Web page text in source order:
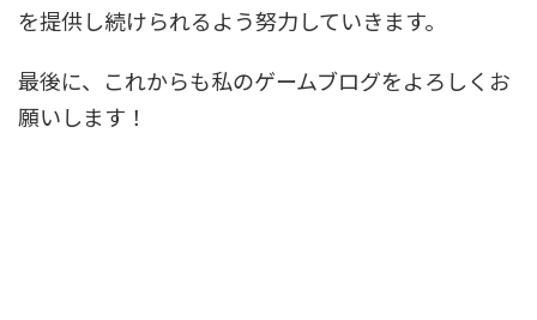
を提供し続けられるよう努力していきます。
最後に、これからも私のゲームブログをよろしくお
願いします！